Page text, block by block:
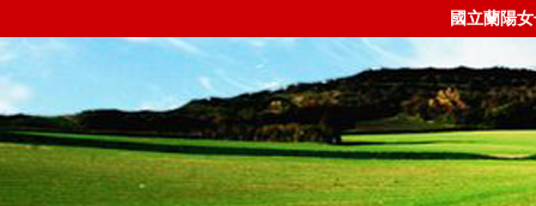
國立蘭陽